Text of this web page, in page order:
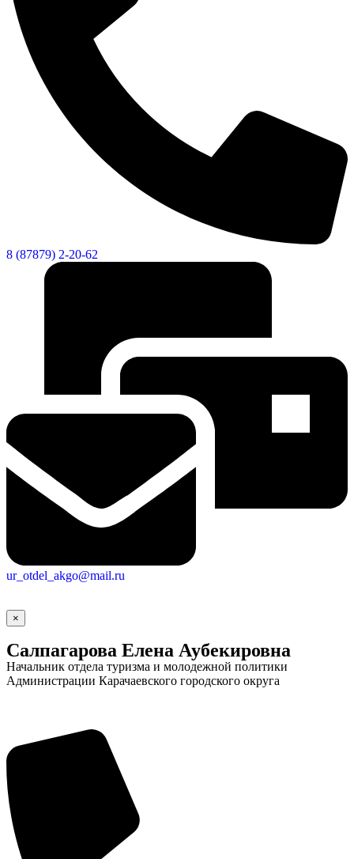
8 (87879) 2-20-62
ur_otdel_akgo@mail.ru
×
Салпагарова Елена Аубекировна
Начальник отдела туризма и молодежной политики
Администрации Карачаевского городского округа